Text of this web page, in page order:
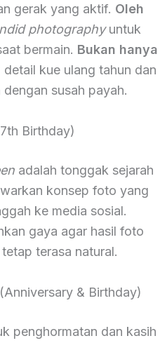
gerak yang aktif. Oleh
photographyuntuk
bermain. Bukan hanya
kue ulang tahun dan
susah payah.
Birthday)
adalah tonggak sejarah
konsep foto yang
ke media sosial.
gaya agar hasil foto
terasa natural.
& Birthday)
penghormatan dan kasih